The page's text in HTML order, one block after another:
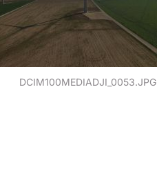
DCIM100MEDIADJI_0053.JPG